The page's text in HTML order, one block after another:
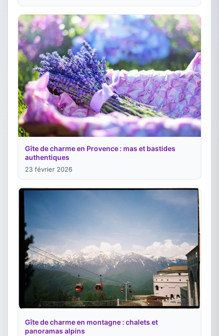
Gîte de charme en Provence : mas et bastides
authentiques
23 février 2026
Gîte de charme en montagne : chalets et
panoramas alpins